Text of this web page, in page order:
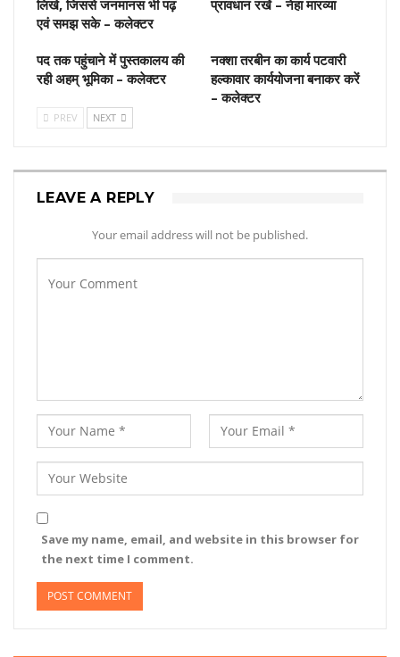
लिखे, जिससे जनमानस भी पढ़
एवं समझ सके – कलेक्टर
प्रावधान रखें – नेहा मारव्या
पद तक पहुंचाने में पुस्‍तकालय की
रही अहम् भूमिका – कलेक्‍टर
नक्शा तरबीन का कार्य पटवारी
हल्कावार कार्ययोजना बनाकर करें
– कलेक्टर
PREV NEXT
LEAVE A REPLY
Your email address will not be published.
Save my name, email, and website in this browser for
the next time I comment.